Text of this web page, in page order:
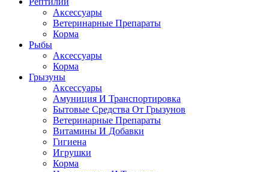
Аксессуары
Ветеринарные Препараты
Корма
Рыбы
Аксессуары
Корма
Грызуны
Аксессуары
Амуниция И Транспортировка
Бытовые Средства От Грызунов
Ветеринарные Препараты
Витамины И Добавки
Гигиена
Игрушки
Корма